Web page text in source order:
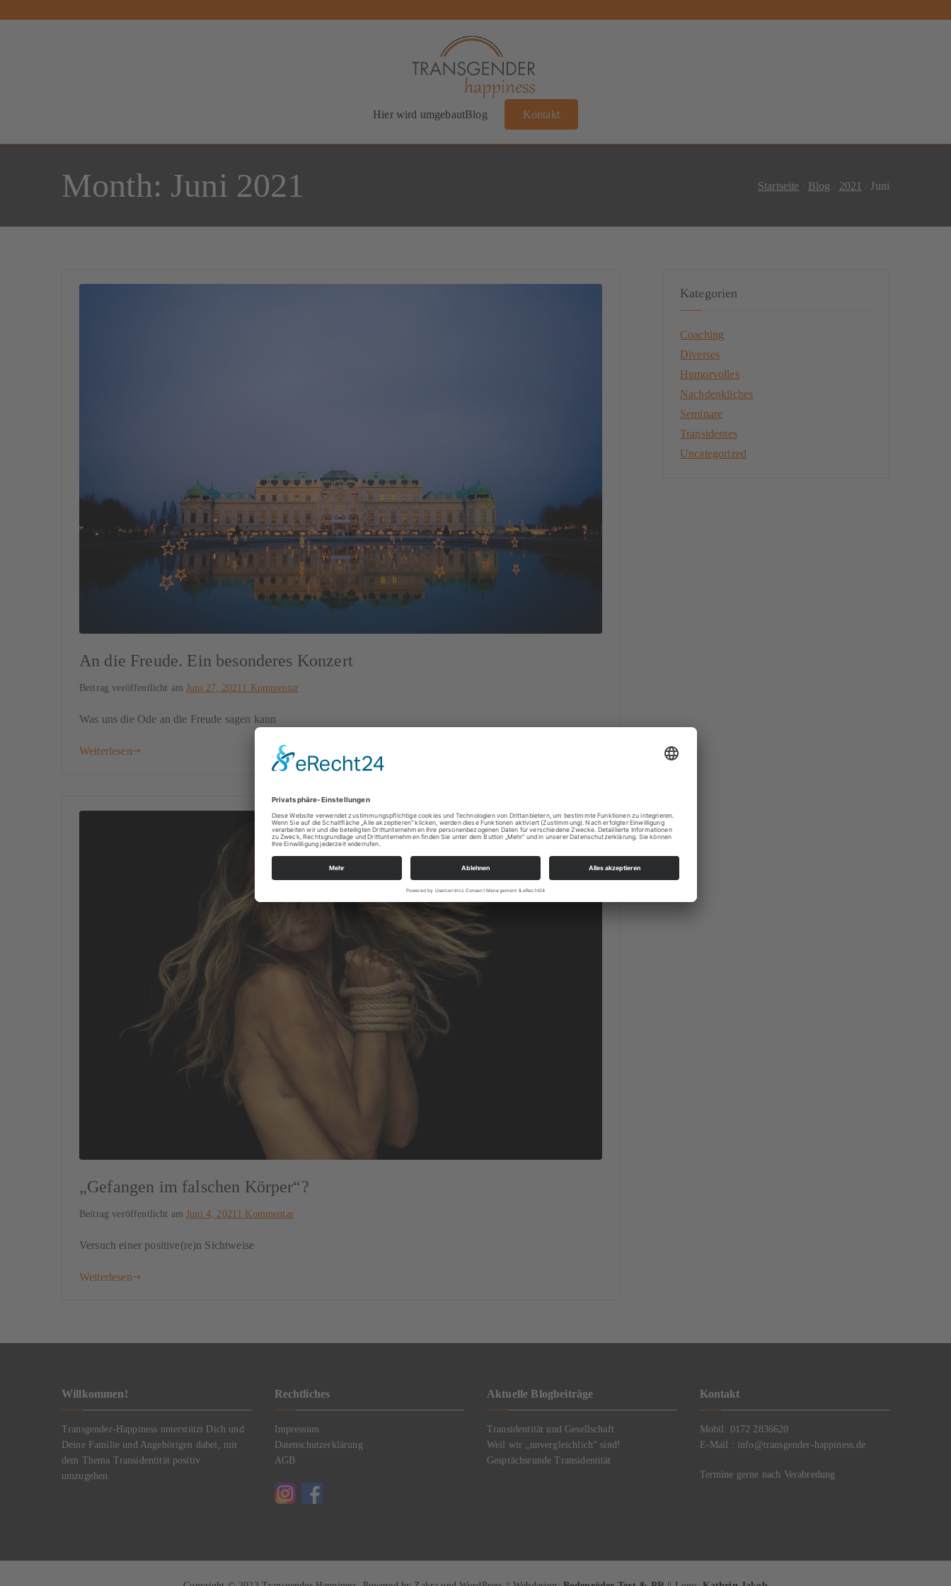
Transgender Happiness
Hier wird umgebautBlog Kontakt
Month: Juni 2021 Startseite Blog 2021 Juni
An die Freude. Ein besonderes Konzert
Beitrag veröffentlicht amJuni 27, 20211 Kommentar
Was uns die Ode an die Freude sagen kann
Weiterlesen
„Gefangen im falschen Körper“?
Beitrag veröffentlicht amJuni 4, 2021 1 Kommentar
Versuch einer positive(re)n Sichtweise
Weiterlesen
Kategorien
Coaching
Diverses
Humorvolles
Nachdenkliches
Seminare
Transidentes
Uncategorized
Willkommen!
Transgender-Happiness unterstützt Dich und
Deine Familie und Angehörigen dabei, mit
dem Thema Transidentität positiv
umzugehen.
Rechtliches
Impressum
Datenschutzerklärung
AGB
Aktuelle Blogbeiträge
Transidentität und Gesellschaft
Weil wir „unvergleichlich“ sind!
Gesprächsrunde Transidentität
Kontakt
Mobil: 0172 2836620
E-Mail : info@transgender-happiness.de
Termine gerne nach Verabredung